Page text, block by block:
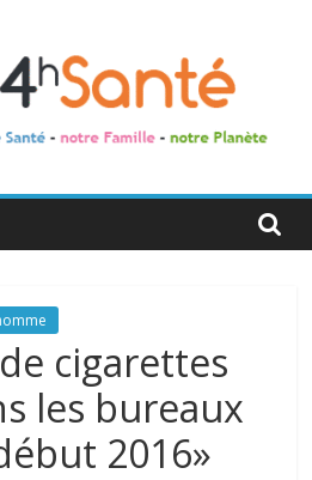
cigarettes
les bureaux
2016»